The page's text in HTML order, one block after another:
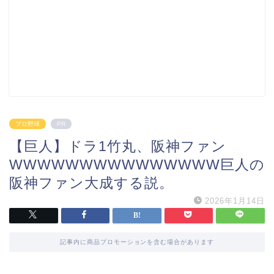
プロ野球 PR
【巨人】ドラ1竹丸、阪神ファン
WWWWWWWWWWWWWWW巨人の
阪神ファン大成する説。
2026年1月14日
記事内に商品プロモーションを含む場合があります